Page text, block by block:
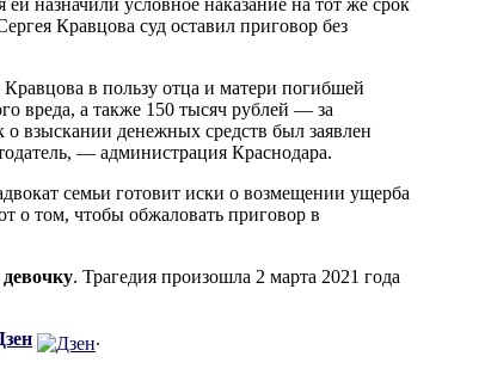
назначили условное наказание на тот же срок
Кравцова суд оставил приговор без
в пользу отца и матери погибшей
вреда, а также 150 тысяч рублей — за
взыскании денежных средств был заявлен
— администрация Краснодара.
семьи готовит иски о возмещении ущерба
о том, чтобы обжаловать приговор в
. Трагедия произошла 2 марта 2021 года
.